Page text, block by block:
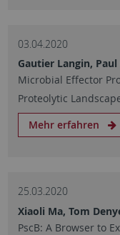
03.04.2020
Gautier Langin,
Microbial Effector
Proteolytic
Mehr erfahren
25.03.2020
Xiaoli Ma, Tom
PscB: A Browser to